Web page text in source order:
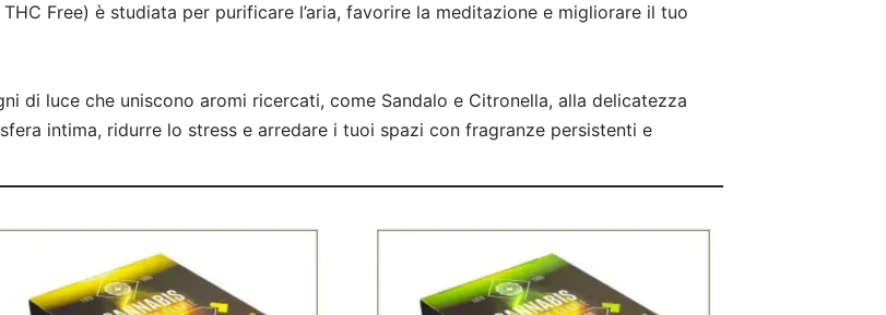
Free) è studiata per purificare l’aria, favorire la meditazione e migliorare il tuo
di luce che uniscono aromi ricercati, come Sandalo e Citronella, alla delicatezza
intima, ridurre lo stress e arredare i tuoi spazi con fragranze persistenti e